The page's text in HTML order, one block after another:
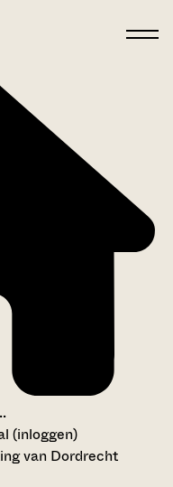
(inloggen)
van Dordrecht